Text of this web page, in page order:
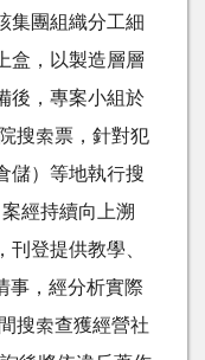
集團組織分工細
盒，以製造層層
後，專案小組於
搜索票，針對犯
儲）等地執行搜
經持續向上溯
登提供教學、
事，經分析實際
搜索查獲經營社